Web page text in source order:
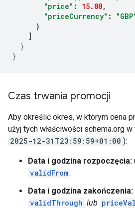
"price" : 15.00,
"priceCurrency" :
}
]
}
}
Czas trwania promocji
Aby określić okres, w którym cena
użyj tych właściwości schema.org
2025-12-31T23:59:59+01:00 ):
Data i godzina rozpoczęcia:
validFrom .
Data i godzina zakończenia:
validThrough lub